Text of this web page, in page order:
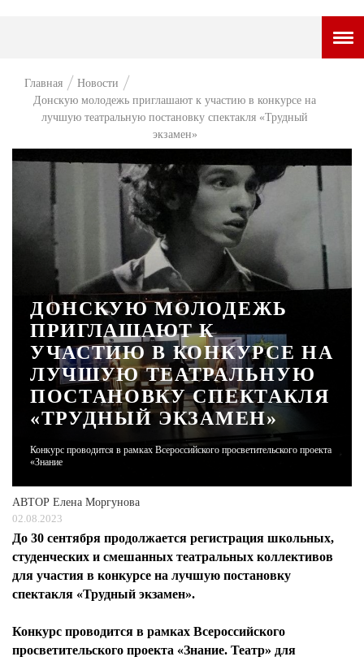
НОВОСТИ
ВОПРОС НЕДЕЛИ
ПРЕМЬЕРА
ТАМ И ТУТ
СТИЛЬ ЖИЗНИ
ЧЕЛОВЕК ОСОБЕННЫЙ
КУЛЬТ ЕДЫ
АФИША
ЖУРНАЛ
Главная
Новости
Донскую молодежь приглашают к участию в конкурсе на
лучшую театральную постановку спектакля «Трудный
экзамен»
ДОНСКУЮ МОЛОДЕЖЬ
ПРИГЛАШАЮТ К
УЧАСТИЮ В КОНКУРСЕ НА
ЛУЧШУЮ ТЕАТРАЛЬНУЮ
ПОСТАНОВКУ СПЕКТАКЛЯ
«ТРУДНЫЙ ЭКЗАМЕН»
Конкурс проводится в рамках Всероссийского просветительского проекта
«Знание
АВТОР Елена Моргунова
02.08.2023
До 30 сентября продолжается регистрация школьных,
студенческих и смешанных театральных коллективов
для участия в конкурсе на лучшую постановку
спектакля «Трудный экзамен».
Конкурс проводится в рамках Всероссийского
просветительского проекта «Знание. Театр» для